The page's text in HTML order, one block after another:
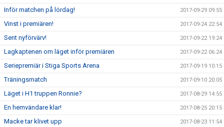
Inför matchen på lördag! 2017-09-29 09:55
Vinst i premiären! 2017-09-24 22:54
Sent nyförvärv! 2017-09-22 19:24
Lagkaptenen om läget inför premiären 2017-09-22 06:24
Seriepremiär i Stiga Sports Arena 2017-09-19 10:15
Träningsmatch 2017-09-10 20:05
Läget i H1 truppen Ronnie? 2017-08-29 14:55
En hemvändare klar! 2017-08-25 20:15
Macke tar klivet upp 2017-08-23 11:54